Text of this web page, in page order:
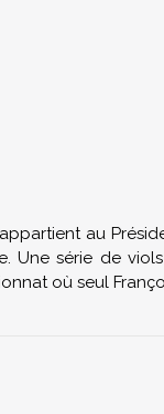
au
Une série de
où seul